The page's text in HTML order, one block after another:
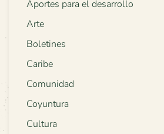
Aportes para el desarrollo
Arte
Boletines
Caribe
Comunidad
Coyuntura
Cultura